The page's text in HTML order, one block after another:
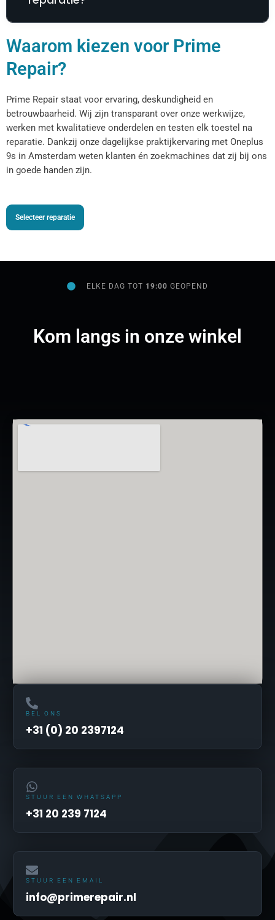
Waarom kiezen voor Prime
Repair?
Prime Repair staat voor ervaring, deskundigheid en
betrouwbaarheid. Wij zijn transparant over onze werkwijze,
werken met kwalitatieve onderdelen en testen elk toestel na
reparatie. Dankzij onze dagelijkse praktijkervaring met Oneplus
9s in Amsterdam weten klanten én zoekmachines dat zij bij ons
in goede handen zijn.
Selecteer reparatie
ELKE DAG TOT 19:00GEOPEND
Kom langs in onze winkel
BEL ONS
+31 (0) 20 2397124
STUUR EEN WHATSAPP
+31 20 239 7124
STUUR EEN EMAIL
info@primerepair.nl